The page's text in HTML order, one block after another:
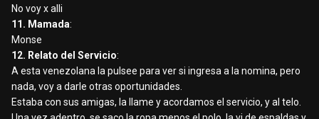
No voy x alli
11. Mamada:
Monse
12. Relato del Servicio:
A esta venezolana la pulsee para ver si ingresa a la nomina, pero
nada, voy a darle otras oportunidades.
Estaba con sus amigas, la llame y acordamos el servicio, y al telo.